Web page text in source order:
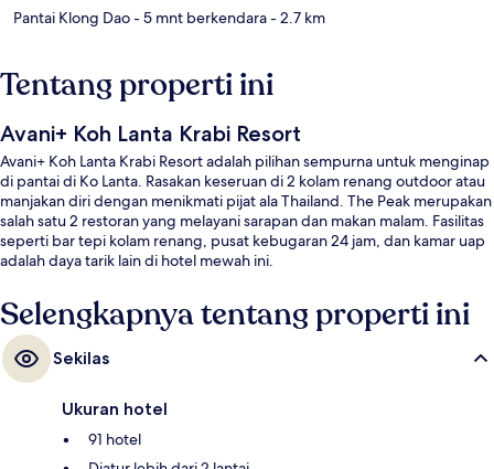
Pantai Klong Dao- 5 mnt berkendara- 2.7 km
Tentang properti ini
Avani+ Koh Lanta Krabi Resort
Avani+ Koh Lanta Krabi Resort adalah pilihan sempurna untuk menginap
di pantai di Ko Lanta. Rasakan keseruan di 2 kolam renang outdoor atau
manjakan diri dengan menikmati pijat ala Thailand. The Peak merupakan
salah satu 2 restoran yang melayani sarapan dan makan malam. Fasilitas
seperti bar tepi kolam renang, pusat kebugaran 24 jam, dan kamar uap
adalah daya tarik lain di hotel mewah ini.
Selengkapnya tentang properti ini
Sekilas
Ukuran hotel
91 hotel